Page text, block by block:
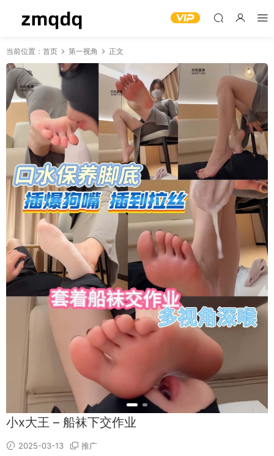
当前位置： 首页 第一视角 正文
小x大王 – 船袜下交作业
2025-03-13 推广